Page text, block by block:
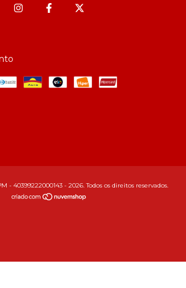
- 40399222000143 - 2026. Todos os direitos reservados.